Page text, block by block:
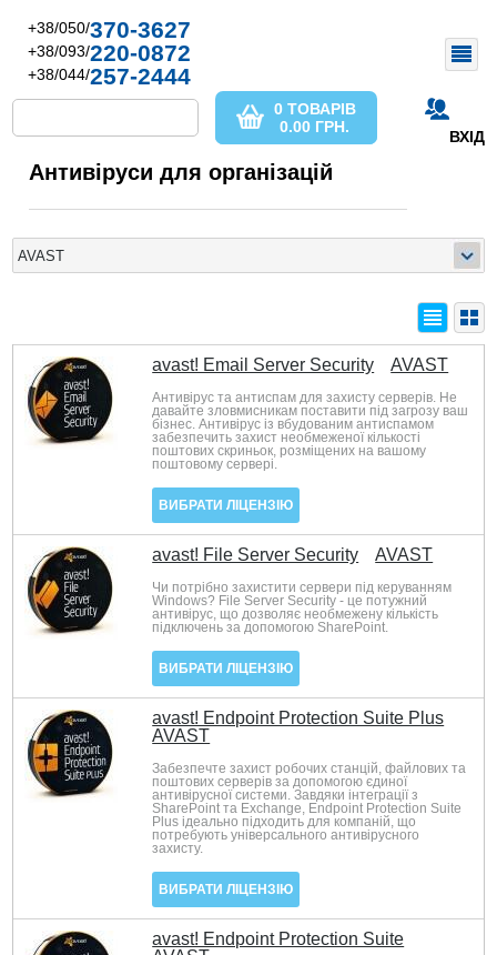
+38/050/370-3627
+38/093/220-0872
+38/044/257-2444
ВХІД
0 ТОВАРІВ
0.00 ГРН.
Антивіруси для організацій
avast! Email Server Security AVAST
Антивірус та антиспам для захисту серверів. Не
давайте зловмисникам поставити під загрозу ваш
бізнес. Антивірус із вбудованим антиспамом
забезпечить захист необмеженої кількості
поштових скриньок, розміщених на вашому
поштовому сервері.
ВИБРАТИ ЛІЦЕНЗІЮ
avast! File Server Security AVAST
Чи потрібно захистити сервери під керуванням
Windows? File Server Security - це потужний
антивірус, що дозволяє необмежену кількість
підключень за допомогою SharePoint.
ВИБРАТИ ЛІЦЕНЗІЮ
avast! Endpoint Protection Suite Plus
AVAST
Забезпечте захист робочих станцій, файлових та
поштових серверів за допомогою єдиної
антивірусної системи. Завдяки інтеграції з
SharePoint та Exchange, Endpoint Protection Suite
Plus ідеально підходить для компаній, що
потребують універсального антивірусного
захисту.
ВИБРАТИ ЛІЦЕНЗІЮ
avast! Endpoint Protection Suite